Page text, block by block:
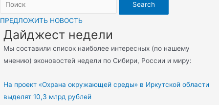
Search
ПРЕДЛОЖИТЬ НОВОСТЬ
Дайджест недели
Мы составили список наиболее интересных (по нашему
мнению) эконовостей недели по Сибири, России и миру:
На проект «Охрана окружающей среды» в Иркутской области
выделят 10,3 млрд рублей